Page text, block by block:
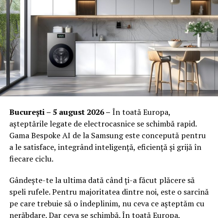
în zona de investiție potrivită, maximizând valoarea și
oportunitățile.
ARTICOLE PE ACEIASI TEMA:
propriul bilet inainte de a ajunge la festival.
Ridica-t
atarainainte de festival
Daca esti dintre cei mai bine pregatiti, poti ridica, intre 3
si 6 August, bratara din:
Orange Shop Victoriei (9:00 – 18:00)
Orange Shop Park Lake (12:00 – 20:00)
Incepand cu luni, 3.08, batarile pot fi comandate si prin
aplicatia WOLT.
Vineri, 7 august: 10:00 – 13:00
Ridicarea bratarilor inainte de festival se poate face
București – 5 august 2026 – În toată Europa,
așteptările legate de electrocasnice se schimbă rapid.
Gama Bespoke AI de la Samsung este concepută pentru
a le satisface, integrând inteligență, eficiență și grijă în
fiecare ciclu.
Gândește-te la ultima dată când ți-a făcut plăcere să
speli rufele. Pentru majoritatea dintre noi, este o sarcină
pe care trebuie să o îndeplinim, nu ceva ce așteptăm cu
nerăbdare. Dar ceva se schimbă. În toată Europa,